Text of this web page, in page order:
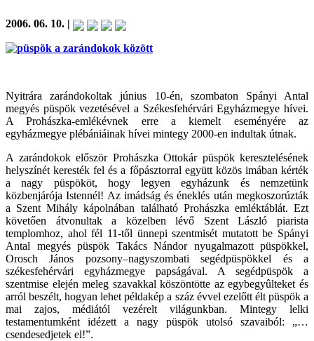
2006. 06. 10. |
Nyitrára zarándokoltak június 10-én, szombaton Spányi Antal
megyés püspök vezetésével a Székesfehérvári Egyházmegye hívei.
A Prohászka-emlékévnek erre a kiemelt eseményére az
egyházmegye plébániáinak hívei mintegy 2000-en indultak útnak.
A zarándokok először Prohászka Ottokár püspök keresztelésének
helyszínét keresték fel és a főpásztorral együtt közös imában kérték
a nagy püspököt, hogy legyen egyházunk és nemzetünk
közbenjárója Istennél! Az imádság és éneklés után megkoszorúzták
a Szent Mihály kápolnában található Prohászka emléktáblát. Ezt
követően átvonultak a közelben lévő Szent László piarista
templomhoz, ahol fél 11-től ünnepi szentmisét mutatott be Spányi
Antal megyés püspök Takács Nándor nyugalmazott püspökkel,
Orosch János pozsony–nagyszombati segédpüspökkel és a
székesfehérvári egyházmegye papságával. A segédpüspök a
szentmise elején meleg szavakkal köszöntötte az egybegyûlteket és
arról beszélt, hogyan lehet példakép a száz évvel ezelőtt élt püspök a
mai zajos, médiától vezérelt világunkban. Mintegy lelki
testamentumként idézett a nagy püspök utolsó szavaiból: „…
csendesedjetek el!”.